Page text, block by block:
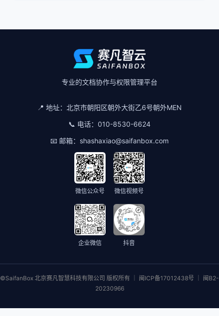
专业的文档协作与权限管理平台
📍 地址： 北京市朝阳区朝外大街乙6号朝外MEN
📞 电话： 010-8530-6624
📧 邮箱： shashaxiao@saifanbox.com
微信公众号 微信视频号
企业微信 抖音
©SaifanBox 北京赛凡智慧科技有限公司 版权所有 ｜ 闽ICP备17012438号 ｜ 闽B2-
20230966